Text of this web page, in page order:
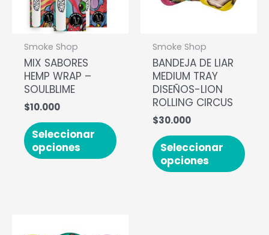
Smoke Shop
MIX SABORES
HEMP WRAP –
SOULBLIME
$10.000
Seleccionar
opciones
Smoke Shop
BANDEJA DE LIAR
MEDIUM TRAY
DISEÑOS-LION
ROLLING CIRCUS
$30.000
Seleccionar
opciones